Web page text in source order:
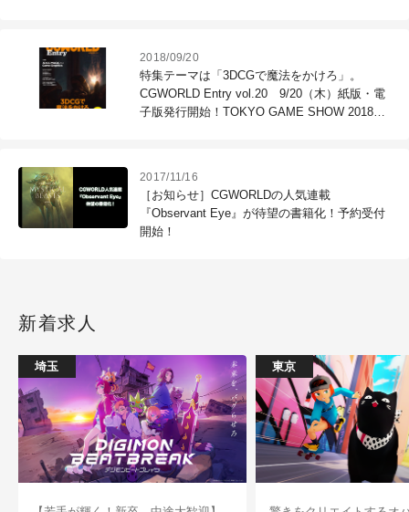
2018/09/20
特集テーマは「3DCGで魔法をかけろ」。
CGWORLD Entry vol.20 9/20（木）紙版・電
子版発行開始！TOKYO GAME SHOW 2018で
2017/11/16
［お知らせ］CGWORLDの人気連載
『Observant Eye』が待望の書籍化！予約受付
開始！
新着求人
埼玉 東京